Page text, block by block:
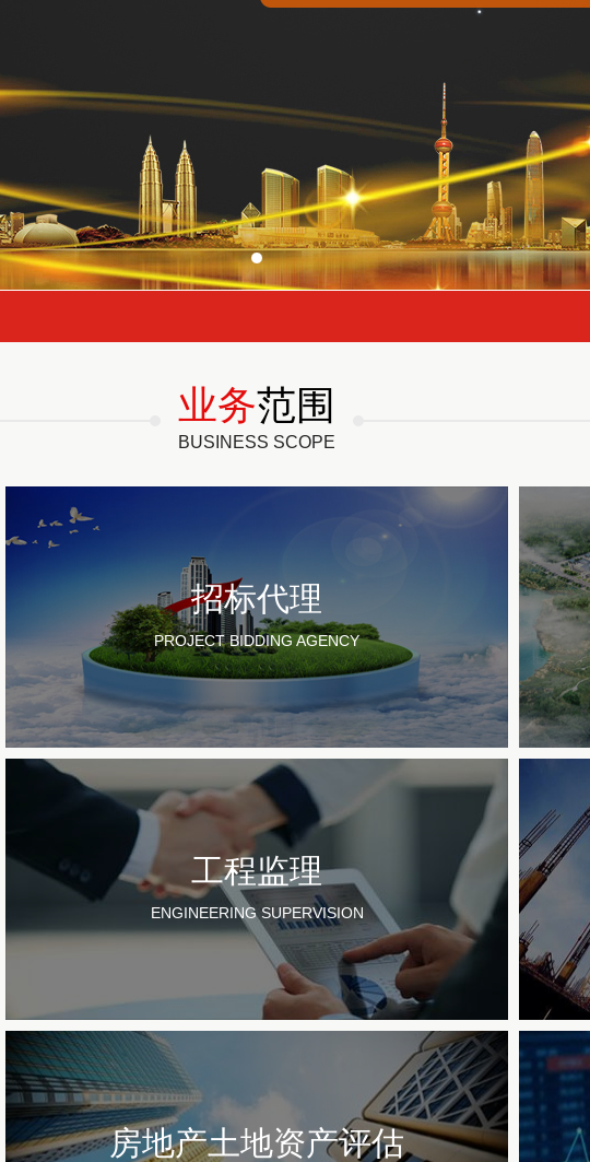
业务范围
BUSINESS SCOPE
招标代理
PROJECT BIDDING AGENCY
工程监理
ENGINEERING SUPERVISION
房地产土地资产评估